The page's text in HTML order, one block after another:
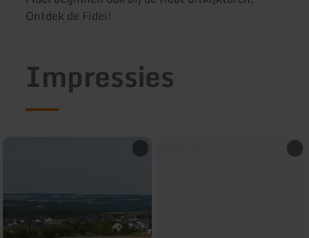
Ontdek de Fidei!
Impressies